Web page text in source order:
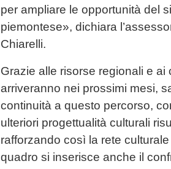
per ampliare le opportunità del
piemontese», dichiara
Chiarelli.
Grazie alle risorse regionali e ai
arriveranno nei prossimi mesi,
continuità a questo percorso,
ulteriori progettualità culturali
rafforzando così la rete
quadro si inserisce anche il